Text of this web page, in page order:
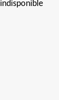
indisponible